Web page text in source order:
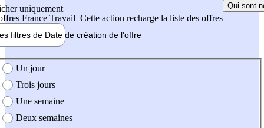
uniquement
France Travail Cette action recharge la liste des offres
Qui sont
filtres de Date de création de l'offre
création de l'offre
Un jour
Trois jours
Une semaine
Deux semaines